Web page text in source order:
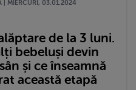
| MIERCURI, 03.01.2024
de la 3 luni.
bebeluși devin
și ce înseamnă
această etapă